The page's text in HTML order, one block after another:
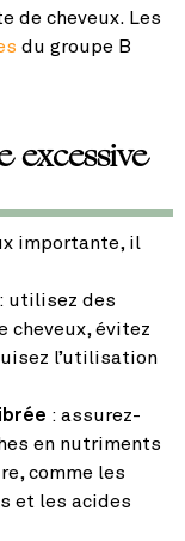
de cheveux. Les
du groupe B
excessive
importante, il
: utilisez des
cheveux, évitez
l’utilisation
: assurez-
en nutriments
comme les
et les acides